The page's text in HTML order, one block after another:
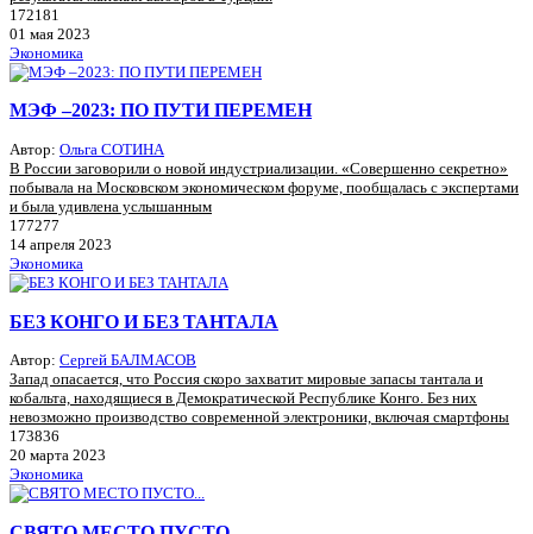
172181
01 мая 2023
Экономика
МЭФ –2023: ПО ПУТИ ПЕРЕМЕН
Автор: Ольга СОТИНА
В России заговорили о новой индустриализации. «Совершенно секретно»
побывала на Московском экономическом форуме, пообщалась с экспертами
и была удивлена услышанным
177277
14 апреля 2023
Экономика
БЕЗ КОНГО И БЕЗ ТАНТАЛА
Автор: Сергей БАЛМАСОВ
Запад опасается, что Россия скоро захватит мировые запасы тантала и
кобальта, находящиеся в Демократической Республике Конго. Без них
невозможно производство современной электроники, включая смартфоны
173836
20 марта 2023
Экономика